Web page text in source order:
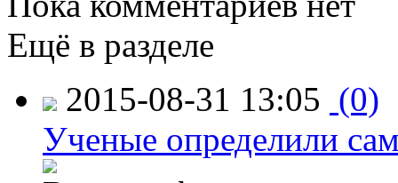
Ещё в разделе
2015-08-31 13:05 (0)
Ученые определили